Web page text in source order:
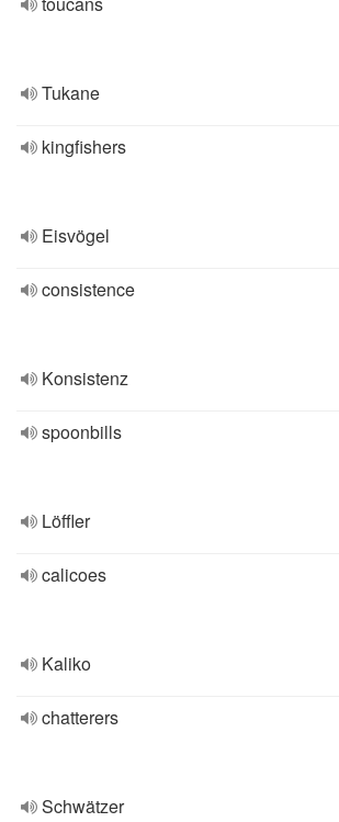
Tukane
kingfishers
Eisvögel
consistence
Konsistenz
spoonbills
Löffler
calicoes
Kaliko
chatterers
Schwätzer